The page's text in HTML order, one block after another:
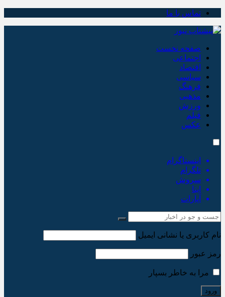
تماس با ما
صفحه نخست
اجتماعی
اقتصاد
سیاسی
فرهنگ
مذهبی
ورزش
فیلم
عکس
اینستاگرام
تلگرام
سروش
ایتا
آپارات
نام کاربری یا نشانی ایمیل
رمز عبور
مرا به خاطر بسپار